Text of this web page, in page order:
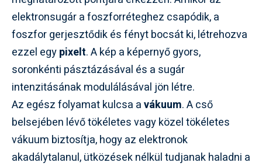
elektronsugár a foszforréteghez csapódik, a
foszfor gerjesztődik és fényt bocsát ki, létrehozva
ezzel egypixelt. A kép a képernyő gyors,
soronkénti pásztázásával és a sugár
intenzitásának modulálásával jön létre.
Az egész folyamat kulcsa avákuum. A cső
belsejében lévő tökéletes vagy közel tökéletes
vákuum biztosítja, hogy az elektronok
akadálytalanul, ütközések nélkül tudjanak haladni a